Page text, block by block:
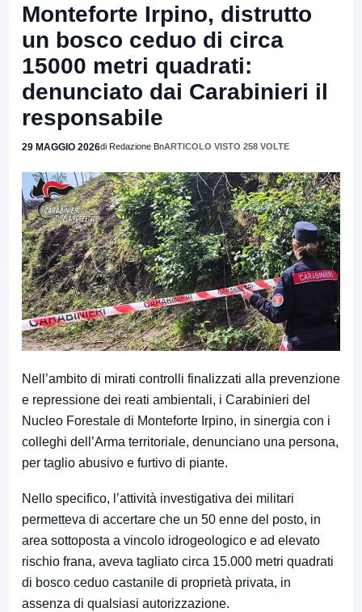
Monteforte Irpino, distrutto
un bosco ceduo di circa
15000 metri quadrati:
denunciato dai Carabinieri il
responsabile
29 MAGGIO 2026di Redazione BnARTICOLO VISTO 258 VOLTE
Nell’ambito di mirati controlli finalizzati alla prevenzione
e repressione dei reati ambientali, i Carabinieri del
Nucleo Forestale di Monteforte Irpino, in sinergia con i
colleghi dell’Arma territoriale, denunciano una persona,
per taglio abusivo e furtivo di piante.
Nello specifico, l’attività investigativa dei militari
permetteva di accertare che un 50 enne del posto, in
area sottoposta a vincolo idrogeologico e ad elevato
rischio frana, aveva tagliato circa 15.000 metri quadrati
di bosco ceduo castanile di proprietà privata, in
assenza di qualsiasi autorizzazione.